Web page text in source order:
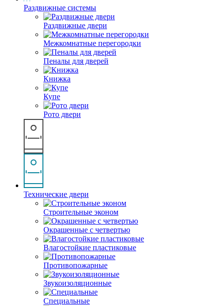
Раздвижные системы
Раздвижные двери
Межкомнатные перегородки
Пеналы для дверей
Книжка
Купе
Рото двери
Технические двери
Строительные эконом
Окрашенные с четвертью
Влагостойкие пластиковые
Противопожарные
Звукоизоляционные
Специальные